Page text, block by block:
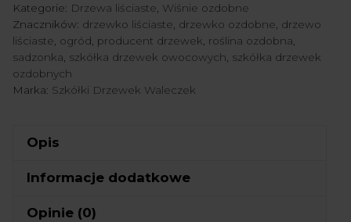
Prunus
serrulata
'Royal
Kategorie: Drzewa liściaste Wiśnie ozdobne
Znaczników: drzewko liściaste drzewko ozdobne drzewo
liściaste ogród producent drzewek roślina ozdobna
sadzonka szkółka drzewek owocowych szkółka drzewek
ozdobnych
Marka: Szkółki Drzewek Waleczek
Opis
Informacje dodatkowe
Opinie (0)